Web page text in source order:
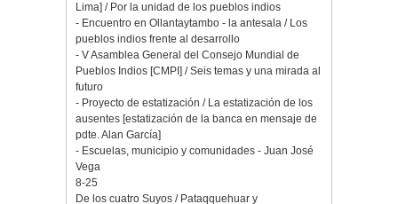
Lima] / Por la unidad de los pueblos indios
- Encuentro en Ollantaytambo - la antesala / Los
pueblos indios frente al desarrollo
- V Asamblea General del Consejo Mundial de
Pueblos Indios [CMPI] / Seis temas y una mirada al
futuro
- Proyecto de estatización / La estatización de los
ausentes [estatización de la banca en mensaje de
pdte. Alan García]
- Escuelas, municipio y comunidades - Juan José
Vega
8-25
De los cuatro Suyos / Pataqquehuar y